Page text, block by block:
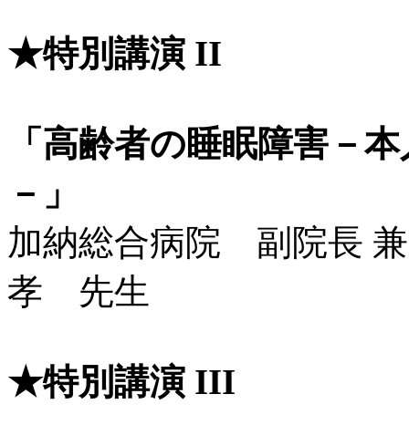
★特別講演 II
「高齢者の睡眠障害－
－」
加納総合病院 副院長
孝 先生
★特別講演 III